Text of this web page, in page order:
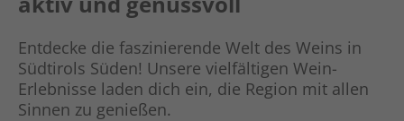
Entdecke die faszinierende Welt des Weins in
Südtirols Süden! Unsere vielfältigen Wein-
Erlebnisse laden dich ein, die Region mit allen
Sinnen zu genießen.